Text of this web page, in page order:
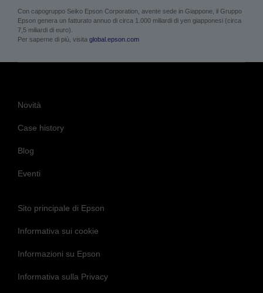
Con capogruppo Seiko Epson Corporation, avente sede in Giappone, il Gruppo
Epson genera un fatturato annuo di circa 1.000 miliardi di yen giapponesi (circa
7,5 miliardi di euro).
Per saperne di più, visita global.epson.com
Novità
Case history
Blog
Eventi
Sito principale di Epson
Informativa sui cookie
Informazioni su Epson
Informativa sulla Privacy